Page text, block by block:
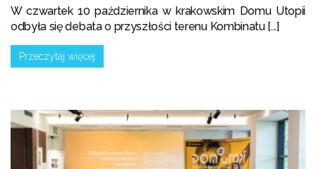
W czwartek 10 października w krakowskim Domu Utopii
odbyła się debata o przyszłości terenu Kombinatu [...]
Przeczytaj więcej